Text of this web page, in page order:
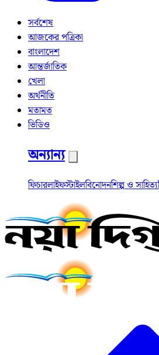
সর্বশেষ
আজকের পত্রিকা
বাংলাদেশ
আন্তর্জাতিক
খেলা
অর্থনীতি
মতামত
ভিডিও
অন্যান্য
ফিচারলাইফস্টাইলবিনোদনশিল্প ও সাহিত্য